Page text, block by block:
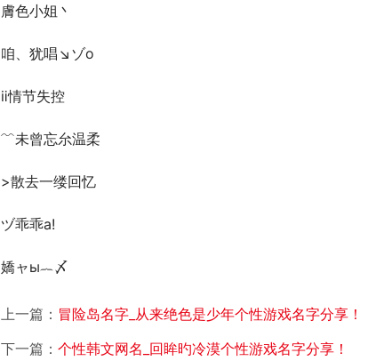
膚色小姐丶
咱、犹唱↘ゾo
ⅱ情节失控
﹌未曾忘厼温柔
>散去一缕回忆
ヅ乖乖a!
嬌ャы︷〆
上一篇： 冒险岛名字_从来绝色是少年个性游戏名字分享！
下一篇： 个性韩文网名_回眸旳冷漠个性游戏名字分享！